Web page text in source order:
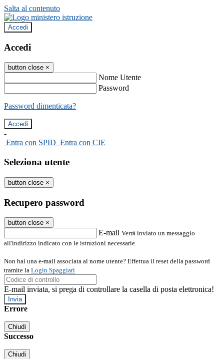
Salta al contenuto
Accedi
Accedi
button close ×
Nome Utente
Password
Password dimenticata?
-
Entra con SPID Entra con CIE
Seleziona utente
button close ×
Recupero password
button close ×
E-mail Verrà inviato un messaggio
all'indirizzo indicato con le istruzioni necessarie.
Non hai una e-mail associata al nome utente? Effettua il reset della password
tramite la Login Spaggiari
E-mail inviata, si prega di controllare la casella di posta elettronica!
Errore
Chiudi
Successo
Chiudi